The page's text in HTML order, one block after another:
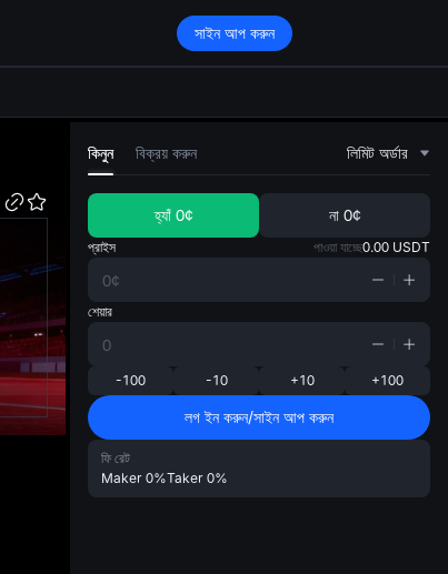
সাইন আপ করুন
কিনুন বিক্রয় করুন লিমিট অর্ডার
হ্যাঁ 0¢ না 0¢
প্রাইস পাওয়া যাচ্ছে0.00 USDT
শেয়ার
-100 -10 +10 +100
লগ ইন করুন/সাইন আপ করুন
ফি রেট
Maker 0%Taker 0%